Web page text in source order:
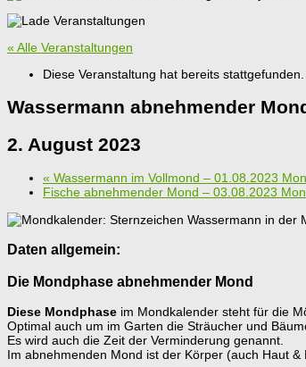
« Alle Veranstaltungen
Diese Veranstaltung hat bereits stattgefunden.
Wassermann abnehmender
2. August 2023
« Wassermann im Vollmond – 01.08.2023
Fische abnehmender Mond – 03.08.2023
Daten allgemein:
Die Mondphase abnehmender Mond
Diese Mondphase im Mondkalender steht für die
Optimal auch um im Garten die Sträucher und
Es wird auch die Zeit der Verminderung genannt.
Im abnehmenden Mond ist der Körper (auch Haut &